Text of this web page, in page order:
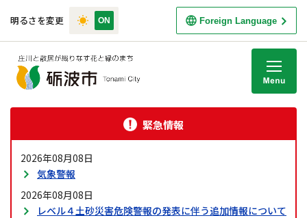
明るさを変更 Foreign Language
緊急情報
2026年08月08日
気象警報
2026年08月08日
レベル４土砂災害危険警報の発表に伴う追加情報について